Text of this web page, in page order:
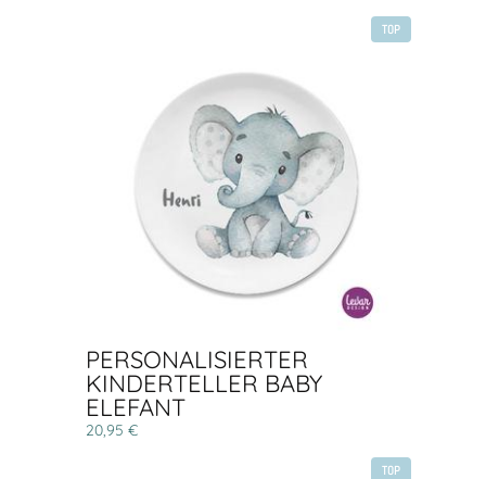
TOP
PERSONALISIERTER
KINDERTELLER BABY
ELEFANT
20,95 €
TOP